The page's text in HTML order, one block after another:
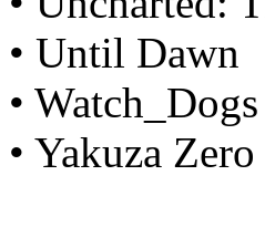
• Until Dawn
• Watch_Dogs
• Yakuza Zero